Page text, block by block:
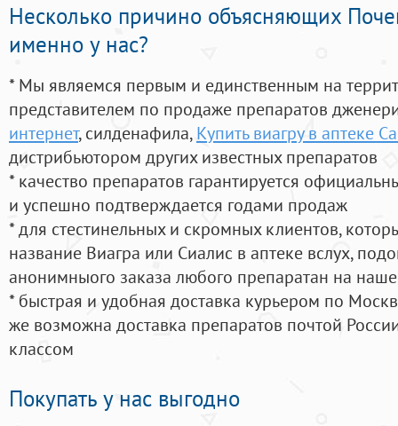
Несколько причино объясняющих
именно у нас?
* Мы являемся первым и единственным на
представителем по продаже препаратов
интернет, силденафила, Купить виагру в аптеке
дистрибьютором других известных препаратов
* качество препаратов гарантируется
и успешно подтверждается годами продаж
* для стестинельных и скромных клиентов,
название Виагра или Сиалис в аптеке вслух,
анонимныого заказа любого препаратан на
* быстрая и удобная доставка курьером по
же возможна доставка препаратов почтой
классом
Покупать у нас выгодно